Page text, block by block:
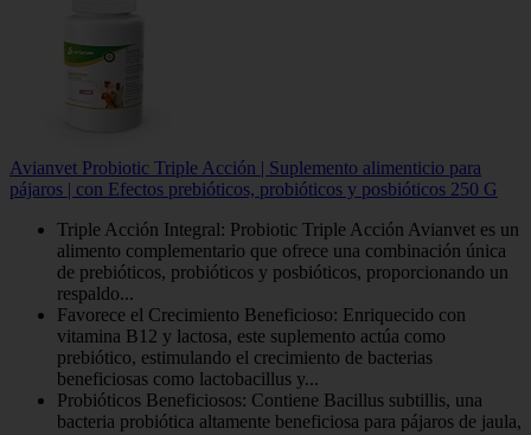
Avianvet Probiotic Triple Acción | Suplemento alimenticio para
pájaros | con Efectos prebióticos, probióticos y posbióticos 250 G
Triple Acción Integral: Probiotic Triple Acción Avianvet es un
alimento complementario que ofrece una combinación única
de prebióticos, probióticos y posbióticos, proporcionando un
respaldo...
Favorece el Crecimiento Beneficioso: Enriquecido con
vitamina B12 y lactosa, este suplemento actúa como
prebiótico, estimulando el crecimiento de bacterias
beneficiosas como lactobacillus y...
Probióticos Beneficiosos: Contiene Bacillus subtillis, una
bacteria probiótica altamente beneficiosa para pájaros de jaula,